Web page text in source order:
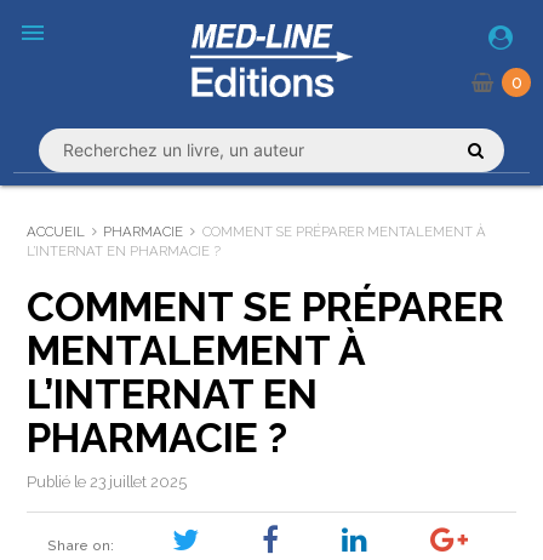
menu
0
ACCUEIL PHARMACIE
COMMENT SE PRÉPARER MENTALEMENT À
L’INTERNAT EN PHARMACIE ?
COMMENT SE PRÉPARER
MENTALEMENT À
L’INTERNAT EN
PHARMACIE ?
Publié le 23 juillet 2025
Share on: